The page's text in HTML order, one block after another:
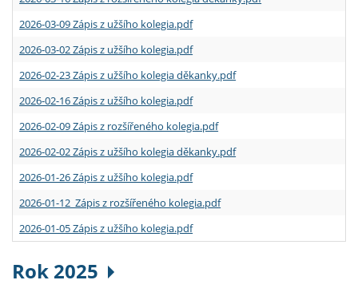
2026-03-09 Zápis z užšího kolegia.pdf
2026-03-02 Zápis z užšího kolegia.pdf
2026-02-23 Zápis z užšího kolegia děkanky.pdf
2026-02-16 Zápis z užšího kolegia.pdf
2026-02-09 Zápis z rozšířeného kolegia.pdf
2026-02-02 Zápis z užšího kolegia děkanky.pdf
2026-01-26 Zápis z užšího kolegia.pdf
2026-01-12 Zápis z rozšířeného kolegia.pdf
2026-01-05 Zápis z užšího kolegia.pdf
Rok 2025